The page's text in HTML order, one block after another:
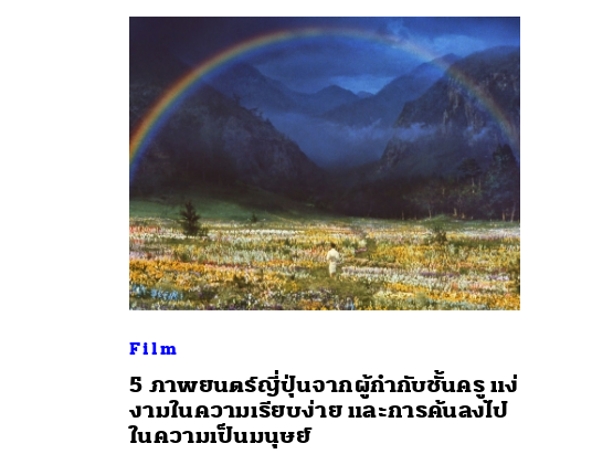
Film
5 ภาพยนตร์ญี่ปุ่นจากผู้กำกับชั้นครู แง่
งามในความเรียบง่าย และการค้นลงไป
ในความเป็นมนุษย์
ค้นหา